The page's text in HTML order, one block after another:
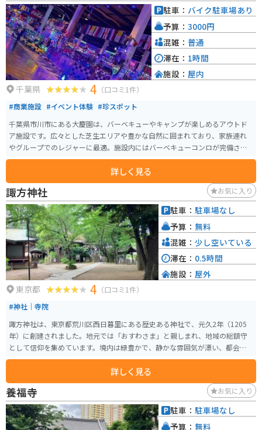
特に受験生の参拝者が増えています。初詣や例大祭の時期には、多くの参拝
者で賑わい、地元の人々に親しまれています。アクセスも良好で、JR日暮里
駅や西日暮里駅から徒歩圏内にあります。観光の際にはぜひ立ち寄りたいス
ポットです。
千葉県 4 （口コミ1件）
#商業施設 #イベント体験 #珍スポット
千葉県市川市にある大慶園は、バーベキューやキャンプが楽しめるアウトド
ア施設です。広々とした芝生エリアや豊かな自然に囲まれており、家族連れ
やグループでのレジャーに最適。施設内にはバーベキューコンロが完備され
ているため、手ぶらで訪れても気軽にアウトドア料理が楽しめます。バイク
ツーリングの途中に立ち寄るのにも便利な立地で、駐輪場も整備されていま
す。周辺には観光スポットも多く、ツーリングの休憩ポイントとしてもおす
すめです。天候に応じて施設の利用状況を事前に確認することをお忘れな
く。
詳しく見る
駐車： バイク駐車場あり
予算： 3000円
混雑： 普通
滞在： 1時間
施設： 屋内
諏方神社 お気に入り
東京都 4 （口コミ1件）
#神社｜寺院
諏方神社は、東京都荒川区西日暮里にある歴史ある神社で、元久2年（1205
年）に創建されました。地元では「おすわさま」と親しまれ、地域の総鎮守
として信仰を集めています。境内は緑豊かで、静かな雰囲気が漂い、都会の
喧騒を忘れさせる癒しの空間です。見どころは、創建以来800年以上の歴史を
持つ社殿や、江戸時代に太田道灌が神領を寄進したことに由来する伝統的な
建造物です。特に、境内にある大鳥居は見応えがあります。 また、3年に一度
行われる「大祭」は、多くの参拝者で賑わい、地域の重要な行事となってい
ます。アクセスも良好で、JR山手線の西日暮里駅から徒歩3分という便利な立
地にあります。谷中や根津などの観光エリアと併せて訪れると、さらに楽し
詳しく見る
駐車： 駐車場なし
予算： 無料
混雑： 少し空いている
滞在： 0.5時間
施設： 屋外
養福寺 お気に入り
駐車： 駐車場なし
予算： 無料